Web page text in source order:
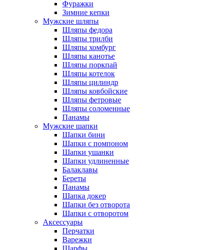
Фуражки
Зимние кепки
Мужские шляпы
Шляпы федора
Шляпы трилби
Шляпы хомбург
Шляпы канотье
Шляпы поркпай
Шляпы котелок
Шляпы цилиндр
Шляпы ковбойские
Шляпы фетровые
Шляпы соломенные
Панамы
Мужские шапки
Шапки бини
Шапки с помпоном
Шапки ушанки
Шапки удлиненные
Балаклавы
Береты
Панамы
Шапка докер
Шапки без отворота
Шапки с отворотом
Аксессуары
Перчатки
Варежки
Шарфы